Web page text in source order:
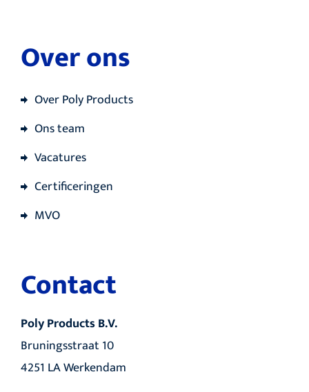
Over ons
Over Poly Products
Ons team
Vacatures
Certificeringen
MVO
Contact
Poly Products B.V.
Bruningsstraat 10
4251 LA Werkendam